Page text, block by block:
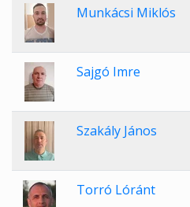
Munkácsi Miklós
Sajgó Imre
Szakály János
Torró Lóránt